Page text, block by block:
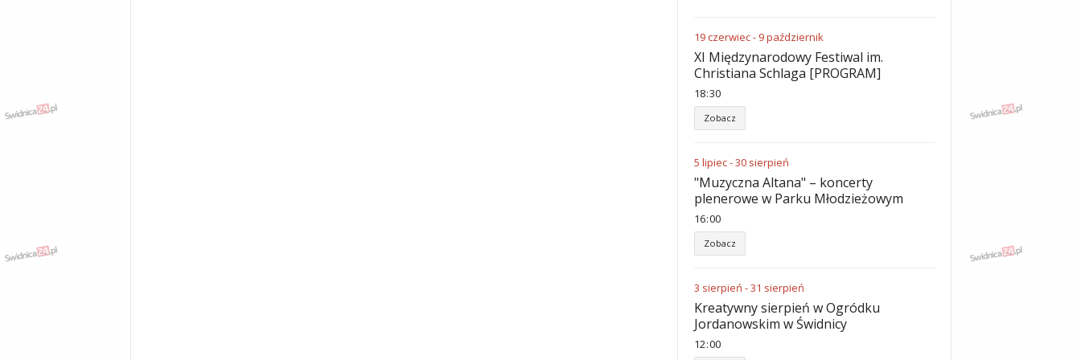
19czerwiec- 9październik
XI Międzynarodowy Festiwal im.
Christiana Schlaga [PROGRAM]
18:30
Zobacz
5 lipiec-30 sierpień
"Muzyczna Altana" – koncerty
plenerowe w Parku Młodzieżowym
16:00
Zobacz
3 sierpień -31 sierpień
Kreatywny sierpień w Ogródku
Jordanowskim w Świdnicy
12:00